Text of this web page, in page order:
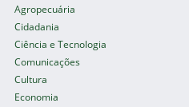
Agropecuária
Cidadania
Ciência e Tecnologia
Comunicações
Cultura
Economia